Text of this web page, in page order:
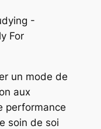
un mode de
aux
performance
soin de soi